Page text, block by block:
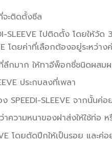
จะติดตั้งซีล
SLEEVE ไปติดตั้ง โดยให้
โดยค่าที่เลือกต้องอยู่ระหว่า
ลึกมาก ให้ทาอีพ็อกซี่ชนิดผส
ประกบลงที่เพลา
SPEEDI-SLEEVE จากนั้นค่
ความหนาของฝาส่งให้ใช้ท่อ
โดยตัดปีกให้เป็นรอย และ